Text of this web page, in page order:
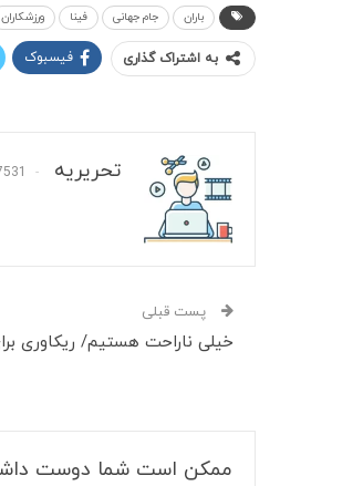
باران جام جهانی فینا ورزشکاران
به اشتراک گذاری فیسبوک
تحریریه 7531
پست قبلی
خیلی ناراحت هستیم/ ریکاوری
ممکن است شما دوست